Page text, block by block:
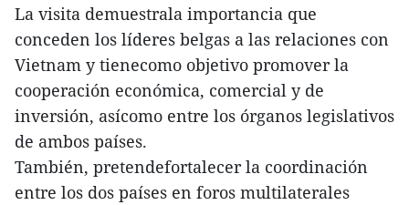
La visita demuestrala importancia que
conceden los líderes belgas a las relaciones con
Vietnam y tienecomo objetivo promover la
cooperación económica, comercial y de
inversión, asícomo entre los órganos legislativos
de ambos países.
También, pretendefortalecer la coordinación
entre los dos países en foros multilaterales